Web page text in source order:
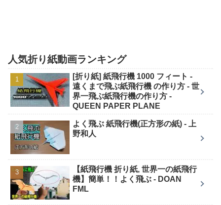
人気折り紙動画ランキング
[折り紙] 紙飛行機 1000 フィート -
遠くまで飛ぶ紙飛行機 の作り方 - 世
界一飛ぶ紙飛行機の作り方 -
QUEEN PAPER PLANE
よく飛ぶ 紙飛行機(正方形の紙) - 上
野和人
【紙飛行機 折り紙, 世界一の紙飛行
機】簡単！！よく飛ぶ - DOAN
FML